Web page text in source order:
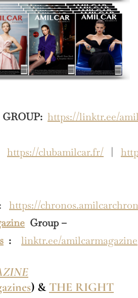
GROUP: https://linktr.ee/
https://clubamilcar.fr/ |
: https://
Group –
: linktr.ee/amilcarmagazine
) & THE RIGHT